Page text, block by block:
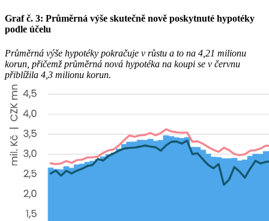
Graf č. 3: Průměrná výše skutečně nově poskytnuté hypotéky
podle účelu
Průměrná výše hypotéky pokračuje v růstu a to na 4,21 milionu
korun, přičemž průměrná nová hypotéka na koupi se v červnu
přiblížila 4,3 milionu korun.